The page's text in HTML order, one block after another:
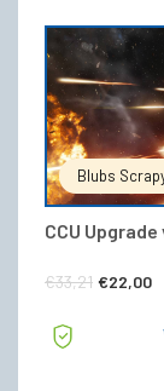
Blubs
CCU
€33,21 €22,00